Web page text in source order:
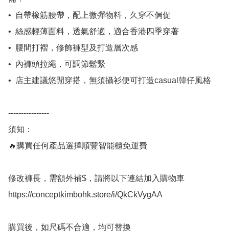
•⁠  ⁠自帶橡筋腰帶，配上微彈物料，久穿不侷促
•⁠  ⁠絲感輕薄面料，透氣舒適，適合香港四季穿著
•⁠  ⁠腰間打褶，修飾褲型及打造層次感
•⁠  ⁠內褲頭拉繩，可調節鬆緊
•⁠  ⁠店主建議悠閒穿搭，無須攝衫便可打造casual韓仔風格
----------------
須知：
🔥購買任何產品選擇順豐智能櫃免運費
修改褲長，需額外補$，請將以下連結加入購物車
https://conceptkimbohk.store/i/QkCkVygAA
購買後，如尺碼不合適，均可替換